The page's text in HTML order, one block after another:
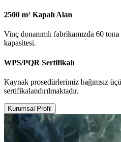
2500 m² Kapalı Alan
Vinç donanımlı fabrikamızda 60
kapasitesi.
WPS/PQR Sertifikalı
Kaynak prosedürlerimiz bağımsız
sertifikalandırılmaktadır.
Kurumsal Profil